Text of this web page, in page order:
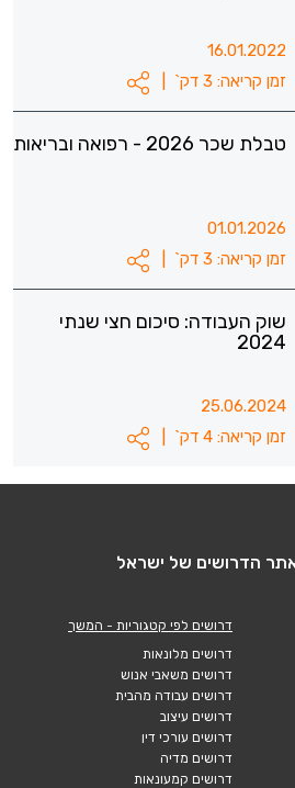
16.01.2022
זמן קריאה: 3 דק`
טבלת שכר 2026 - רפואה ובריאות
01.01.2026
זמן קריאה: 3 דק`
שוק העבודה: סיכום חצי שנתי
2024
25.06.2024
זמן קריאה: 4 דק`
דרושים לפי קטגוריות - המשך
דרושים מלונאות
דרושים משאבי אנוש
דרושים עבודה מהבית
דרושים עיצוב
דרושים עורכי דין
דרושים מדיה
דרושים קמעונאות